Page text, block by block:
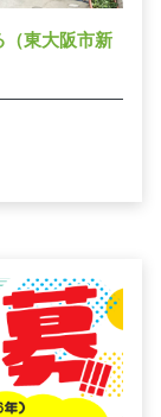
（東大阪市新